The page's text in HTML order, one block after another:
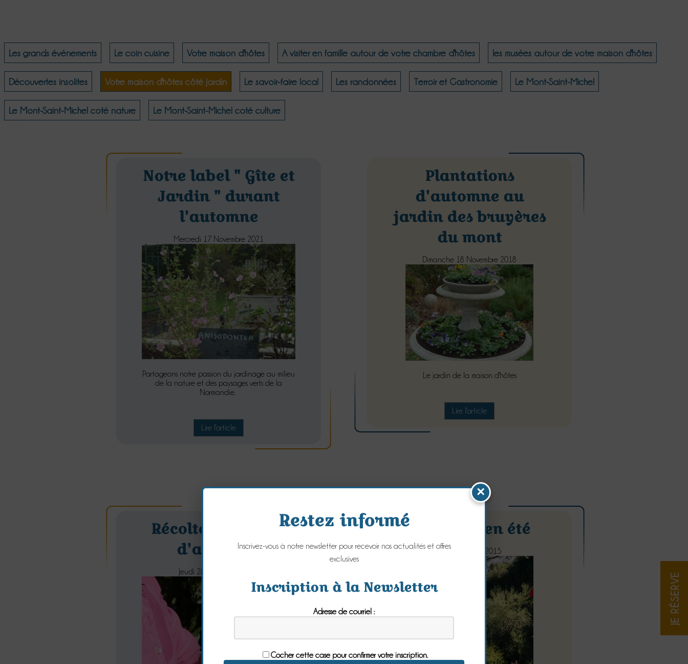
JE RÉSERVE
Les grands événements Le coin cuisine Votre maison d'hôtes A visiter en famille autour de votre chambre d'hôtes les musées autour de votre maison d'hôtes
Découvertes insolites Votre maison d'hôtes côté Jardin Le savoir-faire local Les randonnées Terroir et Gastronomie Le Mont-Saint-Michel
Le Mont-Saint-Michel coté nature Le Mont-Saint-Michel coté culture
Notre label " Gîte et
Jardin " durant
l'automne
Mercredi 17 Novembre 2021
Partageons notre passion du jardinage au milieu
de la nature et des paysages verts de la
Normandie.
Lire l'article
Plantations
d'automne au
jardin des bruyères
du mont
Dimanche 18 Novembre 2018
Le jardin de la maison d'hôtes
Lire l'article
Récoltes en début
d'automne
Jeudi 28 Septembre 2017
Le jardin en été
Jeudi 09 Juillet 2015
×
Restez informé
Inscrivez-vous à notre newsletter pour recevoir nos actualités et offres
exclusives
Inscription à la Newsletter
Adresse de courriel :
Cocher cette case pour confirmer votre inscription.